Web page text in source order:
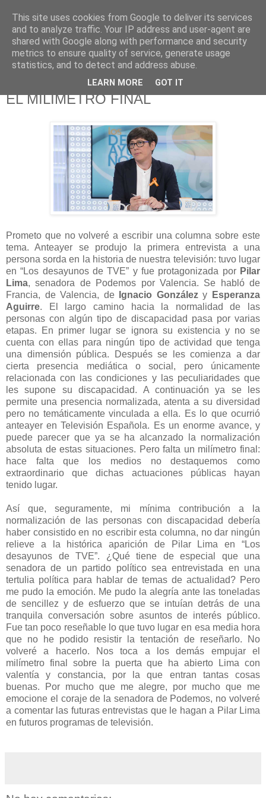
625 RANAS
LA TELEVISIÓN DESDE EL PUNTO DE VISTA BATRACIO
EL MILÍMETRO FINAL
Prometo que no volveré a escribir una columna sobre este
tema. Anteayer se produjo la primera entrevista a una
persona sorda en la historia de nuestra televisión: tuvo lugar
en “Los desayunos de TVE” y fue protagonizada por Pilar
Lima, senadora de Podemos por Valencia. Se habló de
Francia, de Valencia, de
Ignacio Gonzálezy
Esperanza
Aguirre. El largo camino hacia la normalidad de las
personas con algún tipo de discapacidad pasa por varias
etapas. En primer lugar se ignora su existencia y no se
cuenta con ellas para ningún tipo de actividad que tenga
una dimensión pública. Después se les comienza a dar
cierta presencia mediática o social, pero únicamente
relacionada con las condiciones y las peculiaridades que
les supone su discapacidad. A continuación ya se les
permite una presencia normalizada, atenta a su diversidad
pero no temáticamente vinculada a ella. Es lo que ocurrió
anteayer en Televisión Española. Es un enorme avance, y
puede parecer que ya se ha alcanzado la normalización
absoluta de estas situaciones. Pero falta un milímetro final:
hace falta que los medios no destaquemos como
extraordinario que dichas actuaciones públicas hayan
tenido lugar.
Así que, seguramente, mi mínima contribución a la
normalización de las personas con discapacidad debería
haber consistido en no escribir esta columna, no dar ningún
relieve a la histórica aparición de Pilar Lima en “Los
desayunos de TVE”. ¿Qué tiene de especial que una
senadora de un partido político sea entrevistada en una
tertulia política para hablar de temas de actualidad? Pero
me pudo la emoción. Me pudo la alegría ante las toneladas
de sencillez y de esfuerzo que se intuían detrás de una
tranquila conversación sobre asuntos de interés público.
Fue tan poco reseñable lo que tuvo lugar en esa media hora
que no he podido resistir la tentación de reseñarlo. No
volveré a hacerlo. Nos toca a los demás empujar el
milímetro final sobre la puerta que ha abierto Lima con
valentía y constancia, por la que entran tantas cosas
buenas. Por mucho que me alegre, por mucho que me
emocione el coraje de la senadora de Podemos, no volveré
a comentar las futuras entrevistas que le hagan a Pilar Lima
en futuros programas de televisión.
This site uses cookies from Google to deliver its services
and to analyze traffic. Your IP address and user-agent are
shared with Google along with performance and security
metrics to ensure quality of service, generate usage
statistics, and to detect and address abuse.
LEARN MORE GOT IT